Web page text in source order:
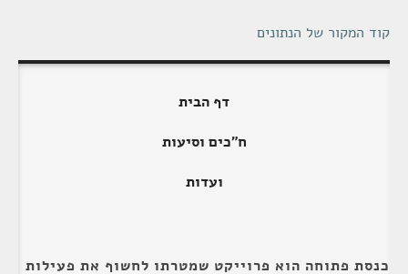
קוד המקור של הנתונים
דף הבית
ח"כים וסיעות
ועדות
כנסת פתוחה הוא פרוייקט שמטרתו לחשוף את פעילות